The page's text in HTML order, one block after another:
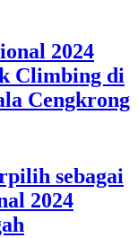
2024
Climbing di
Cengkrong
sebagai
2024